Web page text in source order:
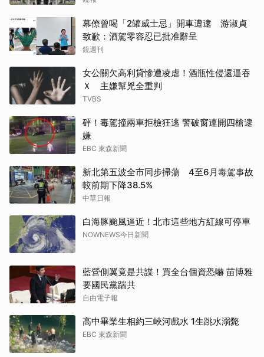
幕僚曾喝「2罐威士忌」開車遭逮 游淑貞
致歉：酒駕零容忍已批准辭呈
鏡週刊
女公關欠高利貸慘遭凌虐！酒瓶性侵還逼吞
Ｘ 主嫌幫兇全重判
TVBS
砰！毒駕撞兩車拒檢狂逃 警破窗連開四槍逮
嫌
EBC 東森新聞
新北第五波全市同步掃蕩 4至6月毒駕事故
較前期下降38.5%
中華日報
白海豚颱風逼近！北市這些地方紅線可停車
NOWNEWS今日新聞
藍營側翼竟是共諜！買全台個資恐嚇 苗博雅
要國民黨踹共
自由電子報
高中畢業生相約三峽河戲水 1生跳水溺斃
EBC 東森新聞